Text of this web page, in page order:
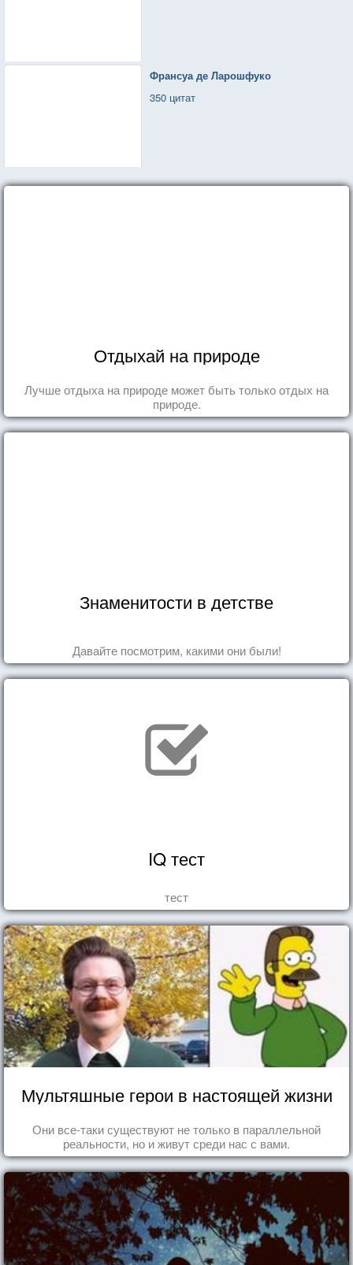
Франсуа де Ларошфуко
350 цитат
Отдыхай на природе
Лучше отдыха на природе может быть только отдых на
природе.
Знаменитости в детстве
Давайте посмотрим, какими они были!
IQ тест
тест
Мультяшные герои в настоящей жизни
Они все-таки существуют не только в параллельной
реальности, но и живут среди нас с вами.